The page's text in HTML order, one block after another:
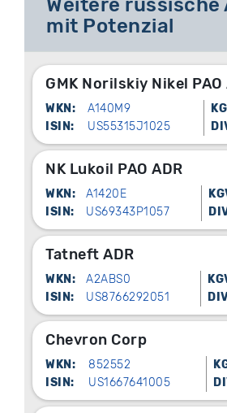
Weitere russische
mit Potenzial
GMK Norilskiy Nikel PAO
WKN: A140M9
ISIN:
US55315J1025
NK Lukoil PAO ADR
WKN: A1420E
ISIN:
US69343P1057
Tatneft ADR
WKN: A2ABS0
ISIN:
US8766292051
Chevron Corp
WKN: 852552
ISIN:
US1667641005